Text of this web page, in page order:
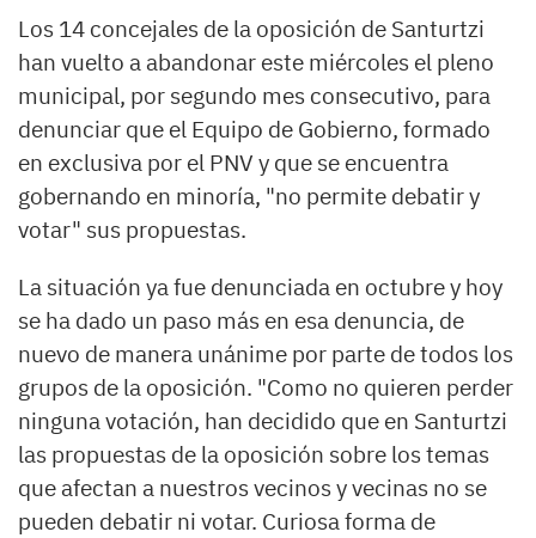
Los 14 concejales de la oposición de Santurtzi
han vuelto a abandonar este miércoles el pleno
municipal, por segundo mes consecutivo, para
denunciar que el Equipo de Gobierno, formado
en exclusiva por el PNV y que se encuentra
gobernando en minoría, "no permite debatir y
votar" sus propuestas.
La situación ya fue denunciada en octubre y hoy
se ha dado un paso más en esa denuncia, de
nuevo de manera unánime por parte de todos los
grupos de la oposición. "Como no quieren perder
ninguna votación, han decidido que en Santurtzi
las propuestas de la oposición sobre los temas
que afectan a nuestros vecinos y vecinas no se
pueden debatir ni votar. Curiosa forma de